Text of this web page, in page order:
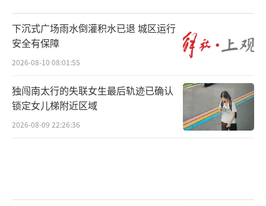
下沉式广场雨水倒灌积水已退 城区运行
安全有保障
2026-08-10 08:01:55
独闯南太行的失联女生最后轨迹已确认
锁定女儿梯附近区域
2026-08-09 22:26:36